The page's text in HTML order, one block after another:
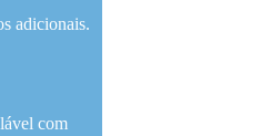
adicionais.
com